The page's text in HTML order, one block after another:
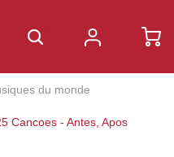
du monde
Cancoes - Antes, Apos